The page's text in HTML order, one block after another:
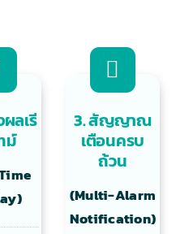
ลเรี
ม์
3. สัญญาณ
เตือนครบ
ถ้วน
(Multi-Alarm
Notification)